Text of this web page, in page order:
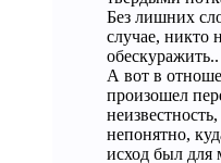
Без лишних
случае, никто
А вот в
произошел
непонятно,
исход был